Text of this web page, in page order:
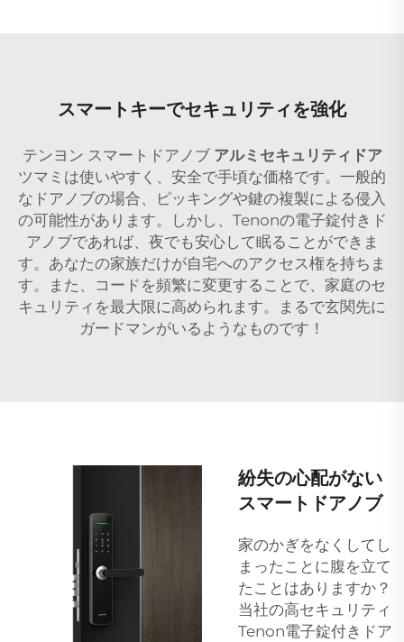
スマートキーでセキュリティを強化
テンヨン スマートドアノブ アルミセキュリティドア
ツマミは使いやすく、安全で手頃な価格です。一般的
なドアノブの場合、ピッキングや鍵の複製による侵入
の可能性があります。しかし、Tenonの電子錠付きド
アノブであれば、夜でも安心して眠ることができま
す。あなたの家族だけが自宅へのアクセス権を持ちま
す。また、コードを頻繁に変更することで、家庭のセ
キュリティを最大限に高められます。まるで玄関先に
ガードマンがいるようなものです！
紛失の心配がない
スマートドアノブ
家のかぎをなくしてし
まったことに腹を立て
たことはありますか？
当社の高セキュリティ
Tenon電子錠付きドア